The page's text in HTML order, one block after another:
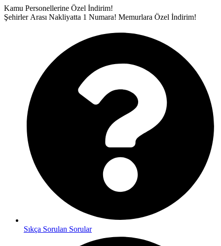
İçeriğe
atla
Kamu Personellerine Özel İndirim!
Şehirler Arası Nakliyatta 1 Numara! Memurlara Özel İndirim!
Sıkça Sorulan Sorular